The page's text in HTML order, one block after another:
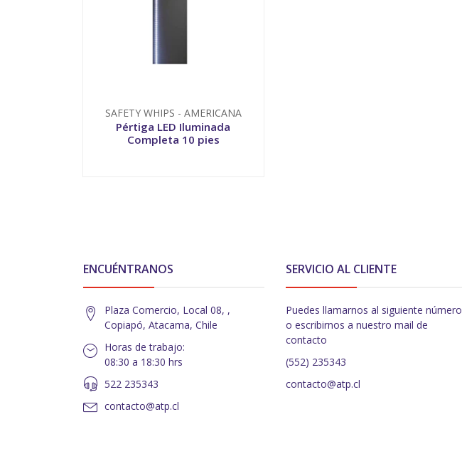
SAFETY WHIPS - AMERICANA
Pértiga LED Iluminada
Completa 10 pies
ENCUÉNTRANOS
Plaza Comercio, Local 08, ,
Copiapó, Atacama, Chile
Horas de trabajo:
08:30 a 18:30 hrs
522 235343
contacto@atp.cl
SERVICIO AL CLIENTE
Puedes llamarnos al siguiente número
o escribirnos a nuestro mail de
contacto
(552) 235343
contacto@atp.cl